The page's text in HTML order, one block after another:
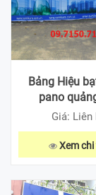
Bảng Hiệu
pano
Giá: Liên
Xem